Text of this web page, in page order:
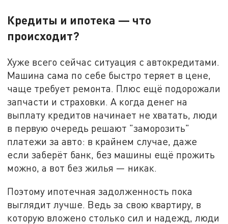
Кредиты и ипотека — что
происходит?
Хуже всего сейчас ситуация с автокредитами.
Машина сама по себе быстро теряет в цене,
чаще требует ремонта. Плюс ещё подорожали
запчасти и страховки. А когда денег на
выплату кредитов начинает не хватать, люди
в первую очередь решают "заморозить"
платежи за авто: в крайнем случае, даже
если заберёт банк, без машины ещё прожить
можно, а вот без жилья — никак.
Поэтому ипотечная задолженность пока
выглядит лучше. Ведь за свою квартиру, в
которую вложено столько сил и надежд, люди